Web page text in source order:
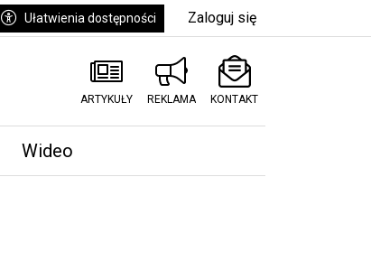
Ułatwienia dostępności Zaloguj się
ARTYKUŁY REKLAMA KONTAKT
Wideo